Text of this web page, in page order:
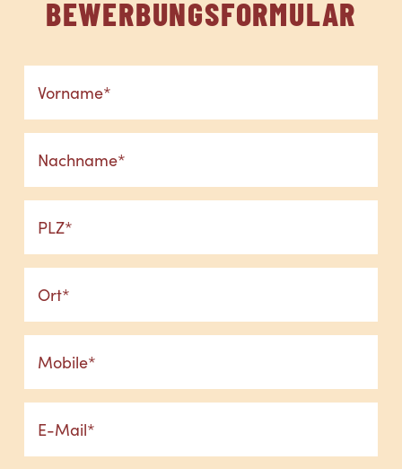
BEWERBUNGSFORMULAR